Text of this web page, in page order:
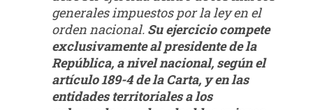
generales impuestos por la ley en el
orden nacional. Su ejercicio compete
exclusivamente al presidente de la
República, a nivel nacional, según el
artículo 189-4 de la Carta, y en las
entidadesterritoriales a los